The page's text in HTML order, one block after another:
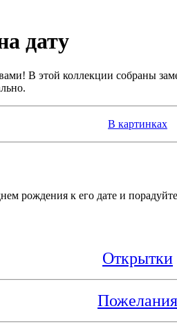
дату
В этой коллекции собраны
В картинках
рождения к его дате и
Открытки
Пожелания